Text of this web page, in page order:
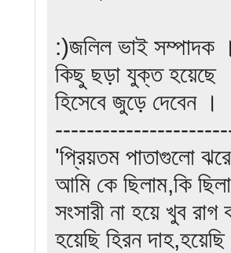
:)জলিল ভাই সম্পাদক
কিছু ছড়া যুক্ত হয়েছে
হিসেবে জুড়ে দেবেন ।
'প্রিয়তম পাতাগুলো ঝরে
আমি কে ছিলাম,কি
সংসারী না হয়ে খুব রাগ
হয়েছি হিরন